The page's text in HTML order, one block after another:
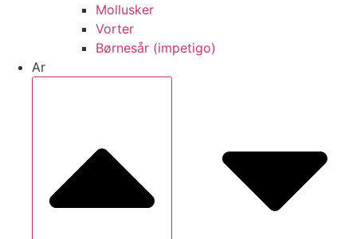
Mollusker
Vorter
Børnesår (impetigo)
Ar